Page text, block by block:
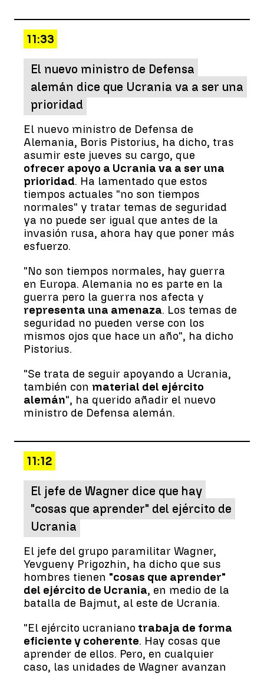
11:33
El nuevo ministro de Defensa
alemán dice que Ucrania va a ser una
prioridad
El nuevo ministro de Defensa de
Alemania, Boris Pistorius, ha dicho, tras
asumir este jueves su cargo, que
ofrecer apoyo a Ucrania va a ser una
prioridad. Ha lamentado que estos
tiempos actuales "no son tiempos
normales" y tratar temas de seguridad
ya no puede ser igual que antes de la
invasión rusa, ahora hay que poner más
esfuerzo.
"No son tiempos normales, hay guerra
en Europa. Alemania no es parte en la
guerra pero la guerra nos afecta y
representa una amenaza. Los temas de
seguridad no pueden verse con los
mismos ojos que hace un año", ha dicho
Pistorius.
"Se trata de seguir apoyando a Ucrania,
también con material del ejército
alemán", ha querido añadir el nuevo
ministro de Defensa alemán.
11:12
El jefe de Wagner dice que hay
"cosas que aprender" del ejército de
Ucrania
El jefe del grupo paramilitar Wagner,
Yevgueny Prigozhin, ha dicho que sus
hombres tienen "cosas que aprender"
del ejército de Ucrania, en medio de la
batalla de Bajmut, al este de Ucrania.
"El ejército ucraniano trabaja de forma
eficiente y coherente. Hay cosas que
aprender de ellos. Pero, en cualquier
caso, las unidades de Wagner avanzan